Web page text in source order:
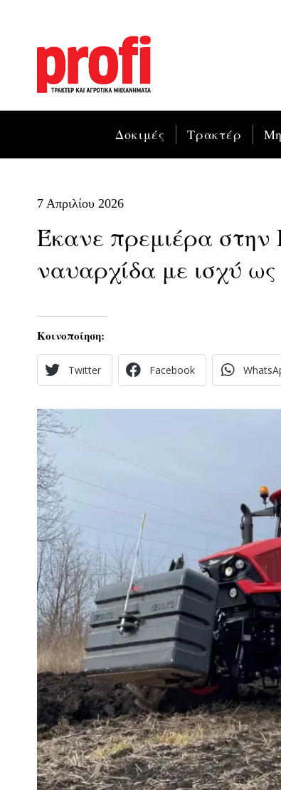
Δοκιμές Τρακτέρ
7 Απριλίου 2026
Έκανε πρεμιέρα
ναυαρχίδα με ισχύ ως
Κοινοποίηση:
Twitter Facebook